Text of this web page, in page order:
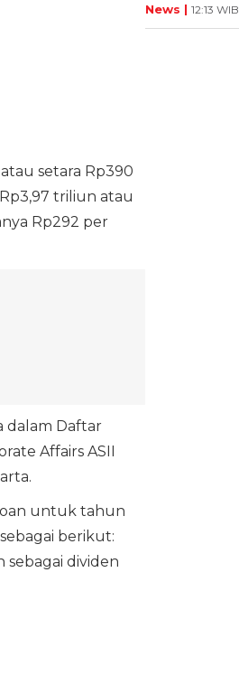
setara Rp390
triliun atau
Rp292 per
dalam Daftar
Affairs ASII
untuk tahun
berikut:
sebagai dividen
Istana Negara
News | 12:13 WIB